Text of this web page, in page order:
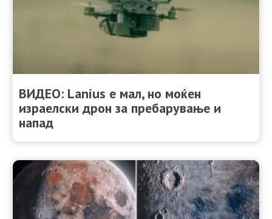
ВИДЕО: Lanius е мал, но моќен
израелски дрон за пребарување и
напад